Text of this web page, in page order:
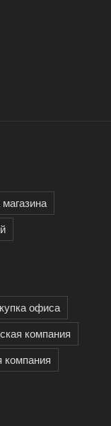
офиса
компания